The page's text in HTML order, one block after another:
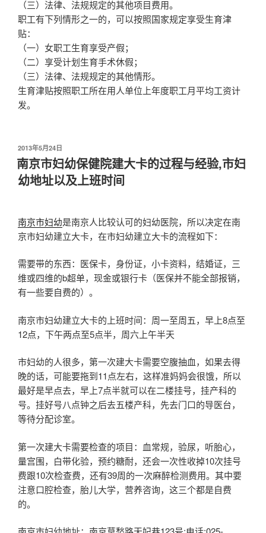
（三）法律、法规规定的其他项目费用。
职工有下列情形之一的，可以按照国家规定享受生育津
贴：
（一）女职工生育享受产假；
（二）享受计划生育手术休假；
（三）法律、法规规定的其他情形。
生育津贴按照职工所在用人单位上年度职工月平均工资计
发。
发
布
于
2013年5月24日
南京市妇幼保健院建大卡的过程与经验,市妇
幼地址以及上班时间
南京市妇幼是南京人比较认可的妇幼医院，所以决定在南
京市妇幼建立大卡，在市妇幼建立大卡的流程如下：
需要带的东西：医保卡，身份证，小卡资料，结婚证，三
维或四维的b超单，现金或银行卡（医保并不能全部报销，
有一些要自费的）。
南京市妇幼建立大卡的上班时间：周一至周五，早上8点至
12点，下午两点至5点半，周六上午半天
市妇幼的人很多，第一次建大卡需要空腹抽血，如果去得
晚的话，可能要拖到11点左右，这样准妈妈会很饿，所以
最好是早点去，早上7点半就可以在二楼挂号，挂产科的
号。挂好号八点钟之后去五楼产科，先去门口的导医台，
等待分配诊室。
第一次建大卡需要检查的项目：血常规，验尿，听胎心，
量宫围，白带化验，预约糖耐，还会一次性收掉10次挂号
费跟10次检查费，还有39周的一次麻醉检测费用。其中要
注意口腔检查，胎儿大学，营养咨询，这三个都是自费
的。